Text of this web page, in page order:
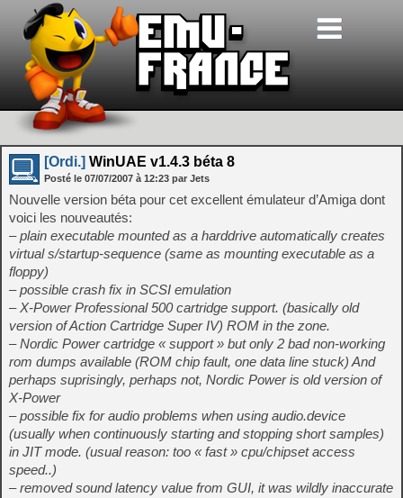
[Ordi.] WinUAE v1.4.3 béta 8
Posté le 07/07/2007 à 12:23 par Jets
Nouvelle version béta pour cet excellent émulateur d’Amiga dont
voici les nouveautés:
– plain executable mounted as a harddrive automatically creates
virtual s/startup-sequence (same as mounting executable as a
floppy)
– possible crash fix in SCSI emulation
– X-Power Professional 500 cartridge support. (basically old
version of Action Cartridge Super IV) ROM in the zone.
– Nordic Power cartridge « support » but only 2 bad non-working
rom dumps available (ROM chip fault, one data line stuck) And
perhaps suprisingly, perhaps not, Nordic Power is old version of
X-Power
– possible fix for audio problems when using audio.device
(usually when continuously starting and stopping short samples)
in JIT mode. (usual reason: too « fast » cpu/chipset access
speed..)
– removed sound latency value from GUI, it was wildly inaccurate